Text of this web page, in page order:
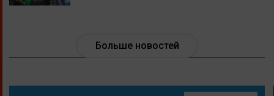
Больше новостей